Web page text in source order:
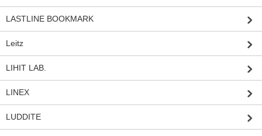
LASTLINE BOOKMARK
Leitz
LIHIT LAB.
LINEX
LUDDITE